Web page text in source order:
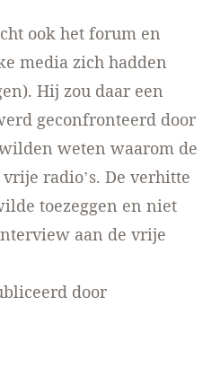
ook het forum en
media zich hadden
Hij zou daar een
geconfronteerd door
weten waarom de
radio’s. De verhitte
toezeggen en niet
aan de vrije
door